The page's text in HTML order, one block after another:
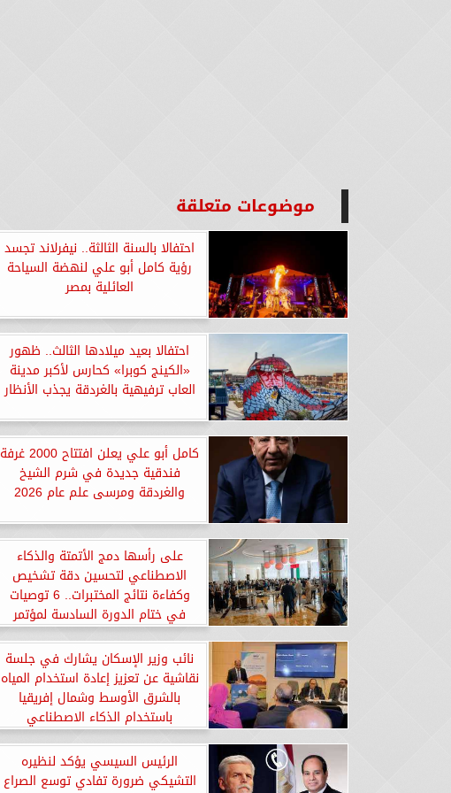
موضوعات متعلقة
احتفالا بالسنة الثالثة.. نيفرلاند تجسد
رؤية كامل أبو علي لنهضة السياحة
العائلية بمصر
احتفالا بعيد ميلادها الثالث.. ظهور
«الكينج كوبرا» كحارس لأكبر مدينة
العاب ترفيهية بالغردقة يجذب الأنظار
كامل أبو علي يعلن افتتاح 2000 غرفة
فندقية جديدة في شرم الشيخ
والغردقة ومرسى علم عام 2026
على رأسها دمج الأتمتة والذكاء
الاصطناعي لتحسين دقة تشخيص
وكفاءة نتائج المختبرات.. 6 توصيات
في ختام الدورة السادسة لمؤتمر
الجمعية الأمريكية للكيمياء السريرية ـ
الشرق الأوسط
نائب وزير الإسكان يشارك في جلسة
نقاشية عن تعزيز إعادة استخدام المياه
بالشرق الأوسط وشمال إفريقيا
باستخدام الذكاء الاصطناعي
الرئيس السيسي يؤكد لنظيره
التشيكي ضرورة تفادي توسع الصراع